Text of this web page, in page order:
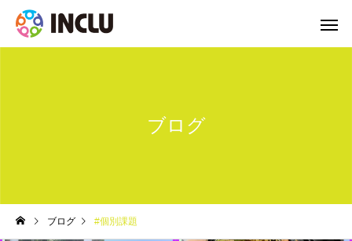
ブログ
ブログ #個別課題